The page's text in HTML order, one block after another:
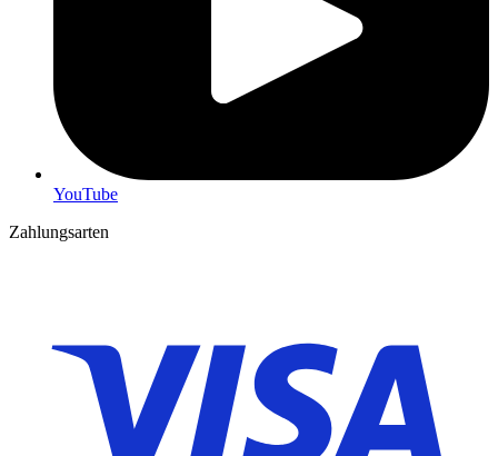
YouTube
Zahlungsarten